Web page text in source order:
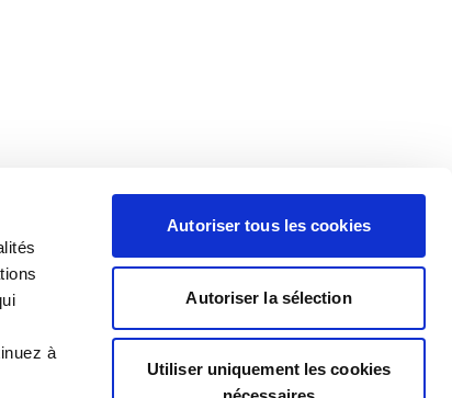
à
Autoriser tous les cookies
Autoriser la sélection
Utiliser uniquement les cookies